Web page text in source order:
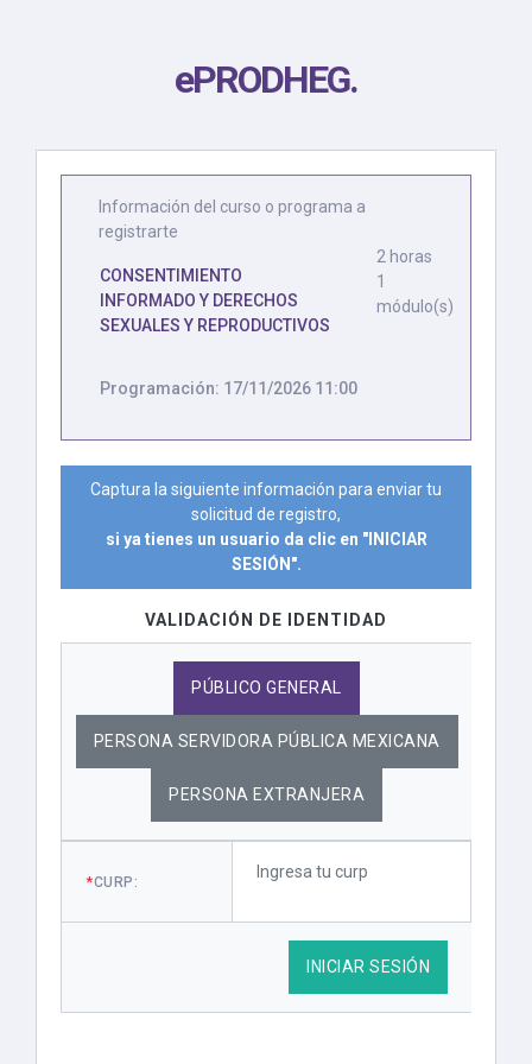
ePRODHEG.
Información del curso o programa a
registrarte
CONSENTIMIENTO
INFORMADO Y DERECHOS
SEXUALES Y REPRODUCTIVOS
2 horas
1
módulo(s)
Programación: 17/11/2026 11:00
Captura la siguiente información para enviar tu
solicitud de registro,
si ya tienes un usuario da clic en "INICIAR
SESIÓN".
VALIDACIÓN DE IDENTIDAD
PÚBLICO GENERAL
PERSONA SERVIDORA PÚBLICA MEXICANA
PERSONA EXTRANJERA
*CURP:
INICIAR SESIÓN